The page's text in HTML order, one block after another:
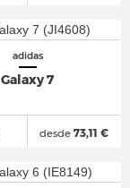
adidas
Galaxy 7
desde 73,11 €